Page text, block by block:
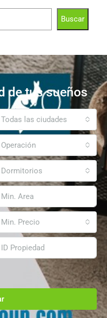
Buscar
de tus sueños
Todas las ciudades
Operación
Dormitorios
Min. Precio